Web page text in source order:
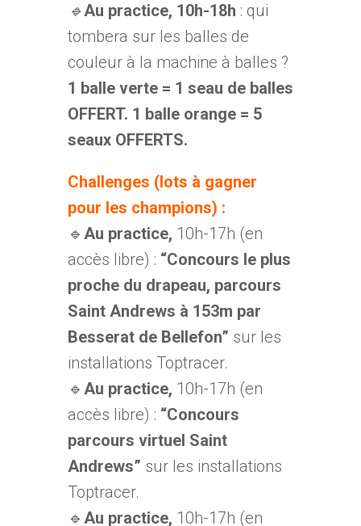
🔹Au practice, 10h-18h : qui
tombera sur les balles de
couleur à la machine à balles ?
1 balle verte = 1 seau de balles
OFFERT. 1 balle orange = 5
seaux OFFERTS.
Challenges (lots à gagner
pour les champions) :
🔹 Au practice, 10h-17h (en
accès libre) : “Concours le plus
proche du drapeau, parcours
Saint Andrews à 153m par
Besserat de Bellefon” sur les
installations Toptracer.
🔹 Au practice, 10h-17h (en
accès libre) : “Concours
parcours virtuel Saint
Andrews” sur les installations
Toptracer.
🔹 Au practice, 10h-17h (en